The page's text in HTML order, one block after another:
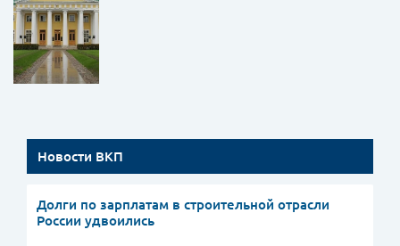
Новости ВКП
Долги по зарплатам в строительной отрасли
России удвоились